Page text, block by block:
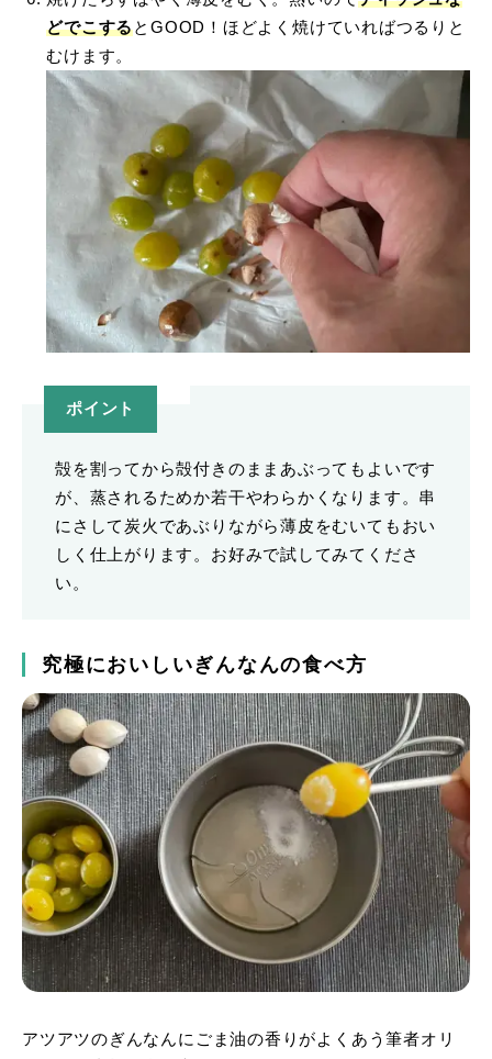
どでこするとGOOD！ほどよく焼けていればつるりと
むけます。
ポイント
殻を割ってから殻付きのままあぶってもよいです
が、蒸されるためか若干やわらかくなります。串
にさして炭火であぶりながら薄皮をむいてもおい
しく仕上がります。お好みで試してみてくださ
い。
究極においしいぎんなんの食べ方
アツアツのぎんなんにごま油の香りがよくあう筆者オリ